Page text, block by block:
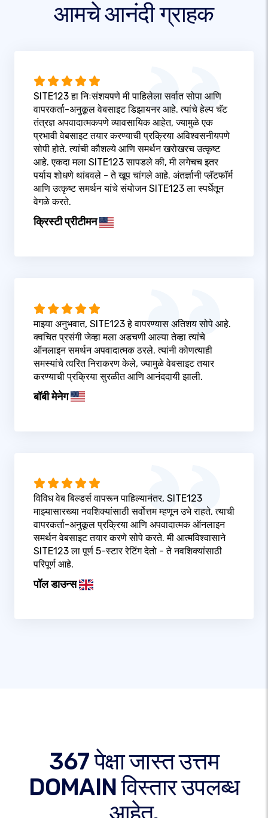
आमचे आनंदी ग्राहक
SITE123 हा निःसंशयपणे मी पाहिलेला सर्वात सोपा आणि
वापरकर्ता-अनुकूल वेबसाइट डिझायनर आहे. त्यांचे हेल्प चॅट
तंत्रज्ञ अपवादात्मकपणे व्यावसायिक आहेत, ज्यामुळे एक
प्रभावी वेबसाइट तयार करण्याची प्रक्रिया अविश्वसनीयपणे
सोपी होते. त्यांची कौशल्ये आणि समर्थन खरोखरच उत्कृष्ट
आहे. एकदा मला SITE123 सापडले की, मी लगेचच इतर
पर्याय शोधणे थांबवले - ते खूप चांगले आहे. अंतर्ज्ञानी प्लॅटफॉर्म
आणि उत्कृष्ट समर्थन यांचे संयोजन SITE123 ला स्पर्धेतून
वेगळे करते.
क्रिस्टी प्रीटीमन
माझ्या अनुभवात, SITE123 हे वापरण्यास अतिशय सोपे आहे.
क्वचित प्रसंगी जेव्हा मला अडचणी आल्या तेव्हा त्यांचे
ऑनलाइन समर्थन अपवादात्मक ठरले. त्यांनी कोणत्याही
समस्यांचे त्वरित निराकरण केले, ज्यामुळे वेबसाइट तयार
करण्याची प्रक्रिया सुरळीत आणि आनंददायी झाली.
बॉबी मेनेग
विविध वेब बिल्डर्स वापरून पाहिल्यानंतर, SITE123
माझ्यासारख्या नवशिक्यांसाठी सर्वोत्तम म्हणून उभे राहते. त्याची
वापरकर्ता-अनुकूल प्रक्रिया आणि अपवादात्मक ऑनलाइन
समर्थन वेबसाइट तयार करणे सोपे करते. मी आत्मविश्वासाने
SITE123 ला पूर्ण 5-स्टार रेटिंग देतो - ते नवशिक्यांसाठी
परिपूर्ण आहे.
पॉल डाउन्स
367 पेक्षा जास्त उत्तम
DOMAIN विस्तार उपलब्ध